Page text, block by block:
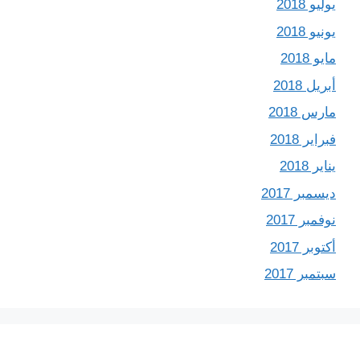
يوليو 2018
يونيو 2018
مايو 2018
أبريل 2018
مارس 2018
فبراير 2018
يناير 2018
ديسمبر 2017
نوفمبر 2017
أكتوبر 2017
سبتمبر 2017